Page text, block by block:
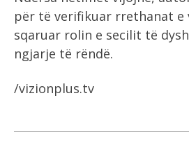
për të verifikuar rrethanat e
sqaruar rolin e secilit të
ngjarje të rëndë.
/vizionplus.tv